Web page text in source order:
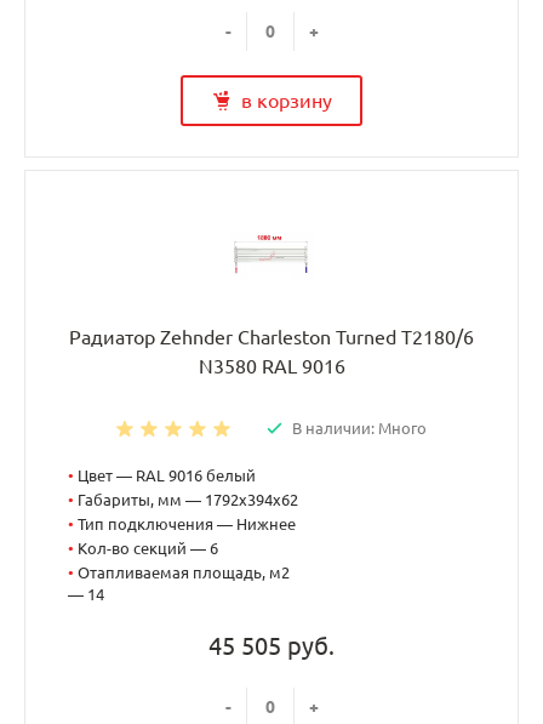
- +
в корзину
Радиатор Zehnder Charleston Turned T2180/6
N3580 RAL 9016
В наличии: Много
• Цвет — RAL 9016 белый
• Габариты, мм — 1792x394x62
• Тип подключения — Нижнее
• Кол-во секций — 6
• Отапливаемая площадь, м2
— 14
45 505 руб.
- +